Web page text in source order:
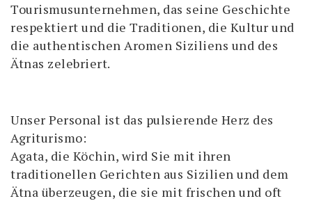
Tourismusunternehmen, das seine Geschichte
respektiert und die Traditionen, die Kultur und
die authentischen Aromen Siziliens und des
Ätnas zelebriert.
Unser Personal ist das pulsierende Herz des
Agriturismo:
Agata, die Köchin, wird Sie mit ihren
traditionellen Gerichten aus Sizilien und dem
Ätna überzeugen, die sie mit frischen und oft